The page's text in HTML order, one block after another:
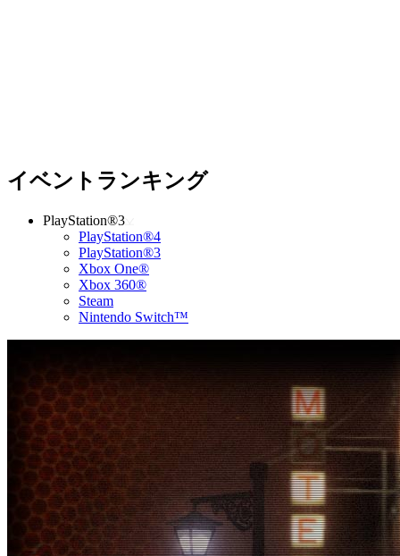
イベントランキング
PlayStation®3
PlayStation®4
PlayStation®3
Xbox One®
Xbox 360®
Steam
Nintendo Switch™